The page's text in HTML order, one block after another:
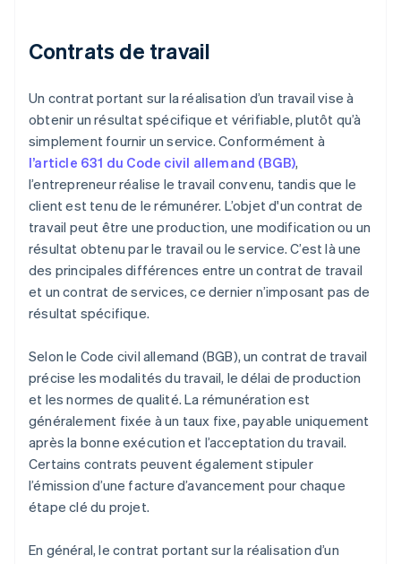
Contrats de travail
Un contrat portant sur la réalisation d’un travail vise à
obtenir un résultat spécifique et vérifiable, plutôt qu’à
simplement fournir un service. Conformément à
l’article 631 du Code civil allemand (BGB),
l’entrepreneur réalise le travail convenu, tandis que le
client est tenu de le rémunérer. L’objet d'un contrat de
travail peut être une production, une modification ou un
résultat obtenu par le travail ou le service. C’est là une
des principales différences entre un contrat de travail
et un contrat de services, ce dernier n’imposant pas de
résultat spécifique.
Selon le Code civil allemand (BGB), un contrat de travail
précise les modalités du travail, le délai de production
et les normes de qualité. La rémunération est
généralement fixée à un taux fixe, payable uniquement
après la bonne exécution et l’acceptation du travail.
Certains contrats peuvent également stipuler
l’émission d’une facture d’avancement pour chaque
étape clé du projet.
En général, le contrat portant sur la réalisation d’un